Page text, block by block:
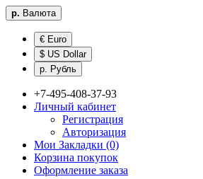
р. Валюта
€ Euro
$ US Dollar
р. Рубль
+7-495-408-37-93
Личный кабинет
Регистрация
Авторизация
Мои Закладки (0)
Корзина покупок
Оформление заказа